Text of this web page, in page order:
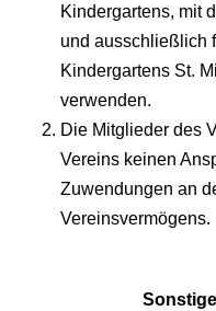
Kindergartens, mit
und ausschließlich
Kindergartens St.
verwenden.
Die Mitglieder des
Vereins keinen
Zuwendungen an
Vereinsvermögens.